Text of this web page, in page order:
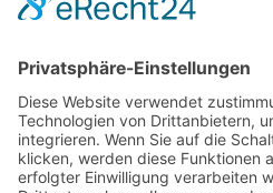
Gewerbeimmobilien
Immobilien zur Vermietung